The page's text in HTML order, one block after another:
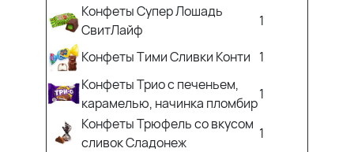
Конфеты Супер Лошадь
СвитЛайф
1
Конфеты Тими Сливки Конти 1
Конфеты Трио с печеньем,
карамелью, начинка пломбир
1
Конфеты Трюфель со вкусом
сливок Сладонеж
1